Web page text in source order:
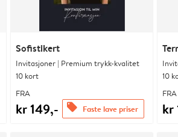
Sofistikert
Invitasjoner | Premium trykk-kvalitet
10 kort
FRA
kr 149,- offers Faste lave priser
10
FRA
kr